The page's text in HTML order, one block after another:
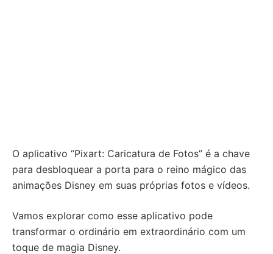
O aplicativo “Pixart: Caricatura de Fotos” é a chave
para desbloquear a porta para o reino mágico das
animações Disney em suas próprias fotos e vídeos.
Vamos explorar como esse aplicativo pode
transformar o ordinário em extraordinário com um
toque de magia Disney.